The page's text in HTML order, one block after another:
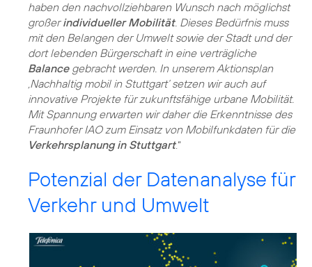
haben den nachvollziehbaren Wunsch nach möglichst
großerindividueller Mobilität. Dieses Bedürfnis muss
mit den Belangen der Umwelt sowie der Stadt und der
dort lebenden Bürgerschaft in eine verträgliche
Balance gebracht werden. In unserem Aktionsplan
‚Nachhaltig mobil in Stuttgart‘ setzen wir auch auf
innovative Projekte für zukunftsfähige urbane Mobilität.
Mit Spannung erwarten wir daher die Erkenntnisse des
Fraunhofer IAO zum Einsatz von Mobilfunkdaten für die
Verkehrsplanung in Stuttgart.“
Potenzial der Datenanalyse für
Verkehr und Umwelt